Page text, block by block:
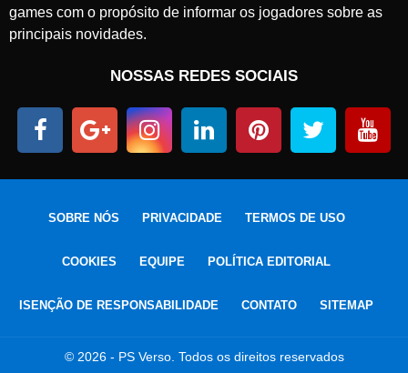
games com o propósito de informar os jogadores sobre as
principais novidades.
NOSSAS REDES SOCIAIS
SOBRE NÓS PRIVACIDADE TERMOS DE USO
COOKIES EQUIPE POLÍTICA EDITORIAL
ISENÇÃO DE RESPONSABILIDADE CONTATO SITEMAP
© 2026 - PS Verso. Todos os direitos reservados